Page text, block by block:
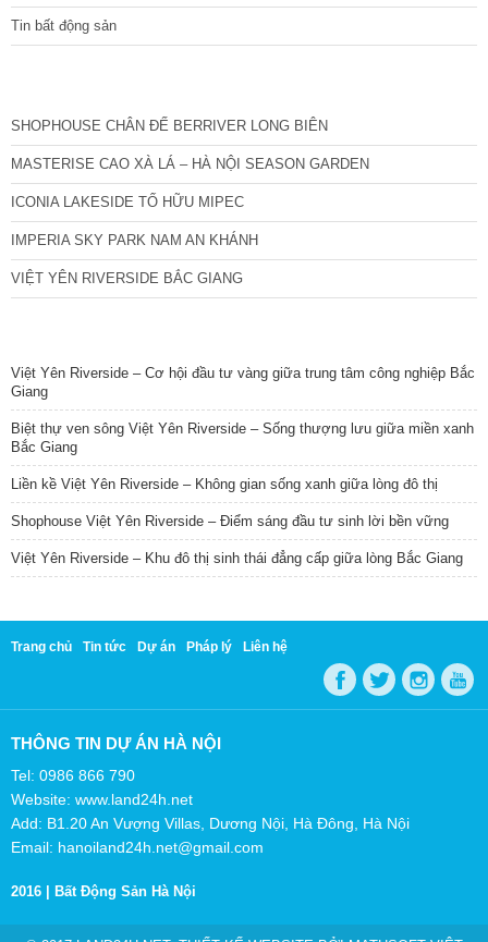
Tin bất động sản
SHOPHOUSE CHÂN ĐẾ BERRIVER LONG BIÊN
MASTERISE CAO XÀ LÁ – HÀ NỘI SEASON GARDEN
ICONIA LAKESIDE TỐ HỮU MIPEC
IMPERIA SKY PARK NAM AN KHÁNH
VIỆT YÊN RIVERSIDE BẮC GIANG
Việt Yên Riverside – Cơ hội đầu tư vàng giữa trung tâm công nghiệp Bắc
Giang
Biệt thự ven sông Việt Yên Riverside – Sống thượng lưu giữa miền xanh
Bắc Giang
Liền kề Việt Yên Riverside – Không gian sống xanh giữa lòng đô thị
Shophouse Việt Yên Riverside – Điểm sáng đầu tư sinh lời bền vững
Việt Yên Riverside – Khu đô thị sinh thái đẳng cấp giữa lòng Bắc Giang
Trang chủ Tin tức Dự án Pháp lý Liên hệ
THÔNG TIN DỰ ÁN HÀ NỘI
Tel: 0986 866 790
Website: www.land24h.net
Add: B1.20 An Vượng Villas, Dương Nội, Hà Đông, Hà Nội
Email: hanoiland24h.net@gmail.com
2016 | Bất Động Sản Hà Nội